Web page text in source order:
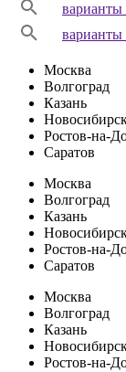
варианты
варианты
Москва
Волгоград
Казань
Ростов-на-
Саратов
Москва
Волгоград
Казань
Ростов-на-
Саратов
Москва
Волгоград
Казань
Ростов-на-